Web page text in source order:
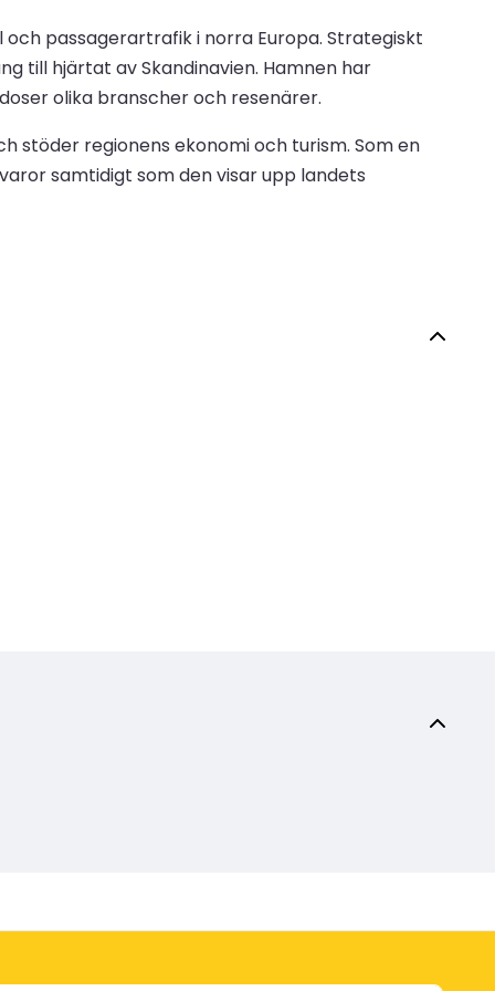
passagerartrafik i norra Europa. Strategiskt
till hjärtat av Skandinavien. Hamnen har
olika branscher och resenärer.
stöder regionens ekonomi och turism. Som en
samtidigt som den visar upp landets